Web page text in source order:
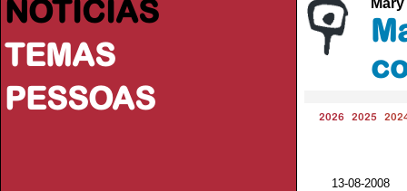
NOTÍCIAS
TEMAS
PESSOAS
2026 2025
13-08-2008